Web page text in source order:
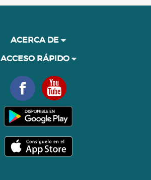
ACERCA DE
ACCESO RÁPIDO